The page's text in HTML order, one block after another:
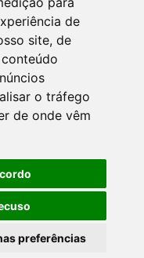
de
site, de
o tráfego
de onde vêm
preferências